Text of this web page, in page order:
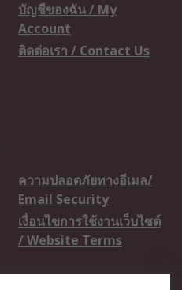
บัญชีของฉัน / My
Account
ติดต่อเรา / Contact Us
ความปลอดภัยทางอีเมล/
Email Security
เงื่อนไขการใช้งานเว็บไซต์
/ Website Terms